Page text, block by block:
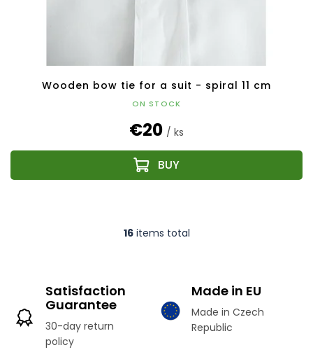
Wooden bow tie for a suit - spiral 11 cm
ON STOCK
€20 / ks
L
n
g
16items total
Satisfaction
Guarantee
30-day return
policy
Made in EU
Made in Czech
Republic